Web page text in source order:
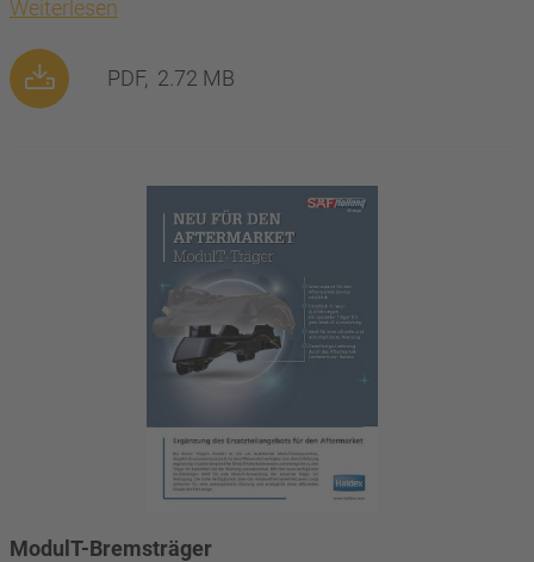
Weiterlesen
PDF, 2.72 MB
ModulT-Bremsträger